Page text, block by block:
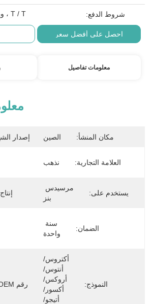
شروط الدفع: T / T ، ويسترن يونيون ، باي بال
احصل على أفضل سعر
معلومات تفاصيل
مكان المنشأ: الصين إصدار
العلامة التجارية: نذهب
يستخدم على:
بنز
الضمان:
واحدة
النموذج:
أكتروس/
أنتوس/
أروكس/
أكسور/
أتيجو/
رقم OEM: